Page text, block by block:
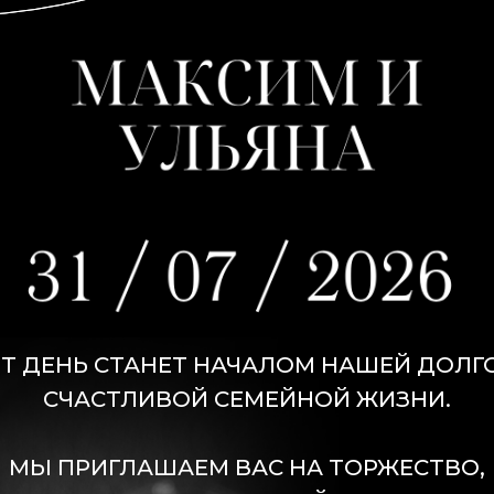
ДЕНЬ СТАНЕТ НАЧАЛОМ НАШЕЙ
СЧАСТЛИВОЙ СЕМЕЙНОЙ ЖИЗНИ.
МЫ ПРИГЛАШАЕМ ВАС НА ТОРЖЕСТВО,